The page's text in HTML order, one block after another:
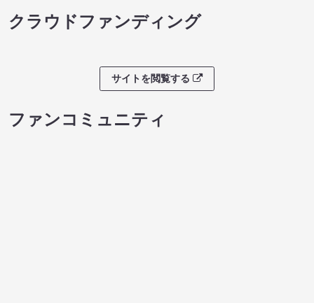
クラウドファンディング
サイトを閲覧する
ファンコミュニティ